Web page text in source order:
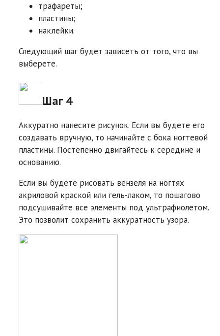
трафареты;
пластины;
наклейки.
Следующий шаг будет зависеть от того, что вы
выберете.
Шаг 4
Аккуратно нанесите рисунок. Если вы будете его
создавать вручную, то начинайте с бока ногтевой
пластины. Постепенно двигайтесь к середине и
основанию.
Если вы будете рисовать вензеля на ногтях
акриловой краской или гель-лаком, то пошагово
подсушивайте все элементы под ультрафиолетом.
Это позволит сохранить аккуратность узора.